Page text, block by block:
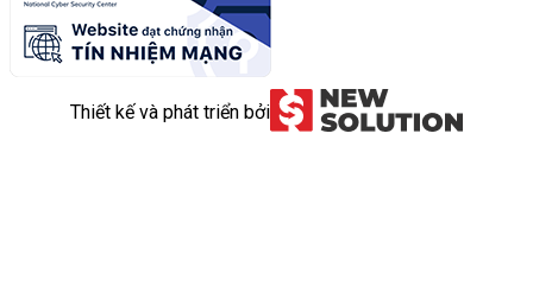
Thiết kế và phát triển bởi